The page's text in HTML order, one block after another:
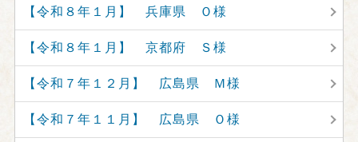
【令和８年１月】 兵庫県 Ｏ様
【令和８年１月】 京都府 Ｓ様
【令和７年１２月】 広島県 Ｍ様
【令和７年１１月】 広島県 Ｏ様